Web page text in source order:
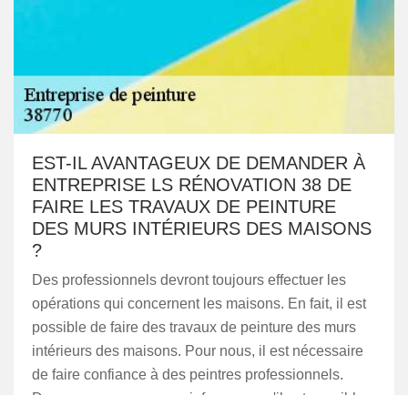
EST-IL AVANTAGEUX DE DEMANDER À
ENTREPRISE LS RÉNOVATION 38 DE
FAIRE LES TRAVAUX DE PEINTURE
DES MURS INTÉRIEURS DES MAISONS
?
Des professionnels devront toujours effectuer les
opérations qui concernent les maisons. En fait, il est
possible de faire des travaux de peinture des murs
intérieurs des maisons. Pour nous, il est nécessaire
de faire confiance à des peintres professionnels.